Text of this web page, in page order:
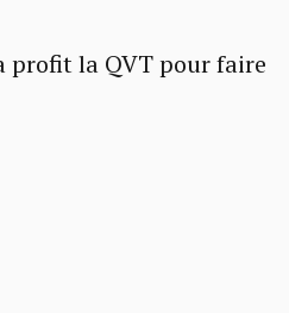
profit la QVT pour faire